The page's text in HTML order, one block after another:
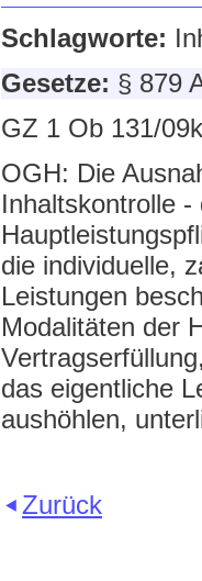
Schlagworte:
Gesetze: § 879
GZ 1 Ob 131/
OGH: Die
Inhaltskontrolle
die individuelle,
Leistungen
Modalitäten der
das eigentliche
aushöhlen,
Zurück